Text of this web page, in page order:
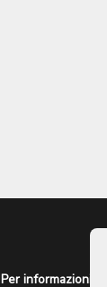
Per informazioni: